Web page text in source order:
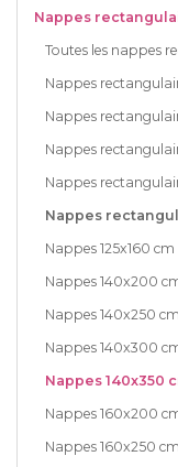
Nappes
Toutes les nappes
Nappes
Nappes
Nappes
Nappes
Nappes
Nappes 125x160 cm
Nappes 140x200
Nappes 140x250 cm
Nappes 140x300
Nappes 140x350
Nappes 160x200
Nappes 160x250 cm